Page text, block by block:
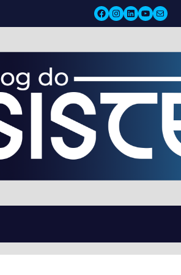
Facebook
Instagram
LinkedIn
YouTube
Mail